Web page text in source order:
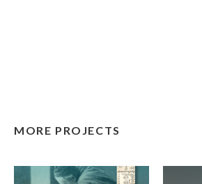
MORE PROJECTS